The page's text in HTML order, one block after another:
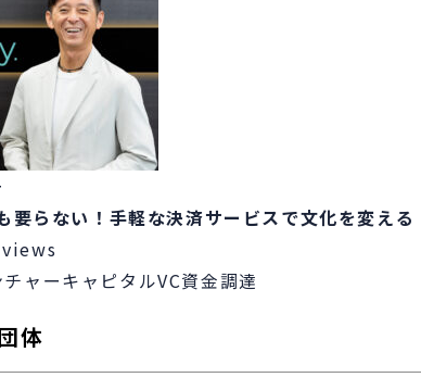
要らない！手軽な決済サービスで文化を変える
チャーキャピタルVC資金調達
体